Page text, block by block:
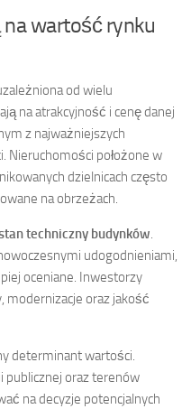
na wartość rynku
od wielu
na atrakcyjność i cenę danej
z najważniejszych
Nieruchomości położone w
dzielnicach często
na obrzeżach.
techniczny budynków.
udogodnieniami,
oceniane. Inwestorzy
modernizacje oraz jakość
determinant wartości.
publicznej oraz terenów
na decyzje potencjalnych